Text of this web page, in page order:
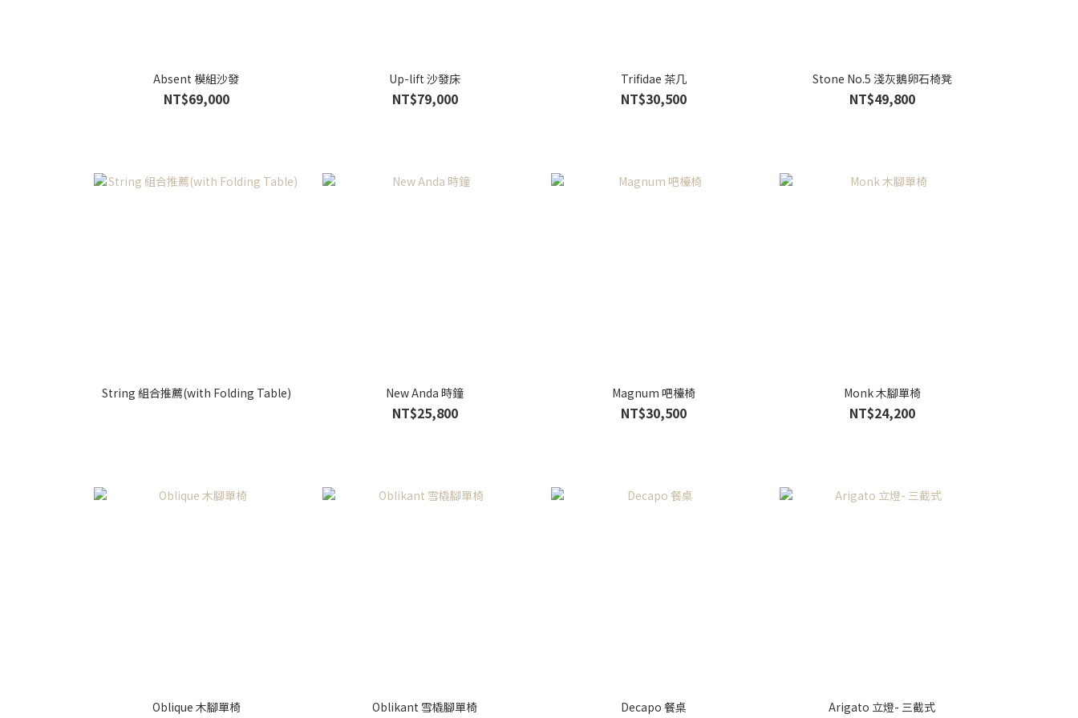
Absent 模組沙發
NT$69,000
Up-lift 沙發床
NT$79,000
Trifidae 茶几
NT$30,500
Stone No.5 淺灰鵝卵石椅凳
NT$49,800
String 組合推薦(with Folding Table) New Anda 時鐘
NT$25,800
Magnum 吧檯椅
NT$30,500
Monk 木腳單椅
NT$24,200
Oblique 木腳單椅 Oblikant 雪橇腳單椅 Decapo 餐桌 Arigato 立燈- 三截式